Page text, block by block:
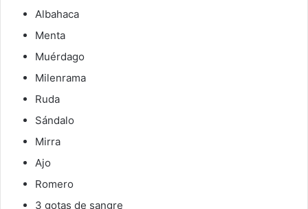
Albahaca
Menta
Muérdago
Milenrama
Ruda
Sándalo
Mirra
Ajo
Romero
3 gotas de sangre